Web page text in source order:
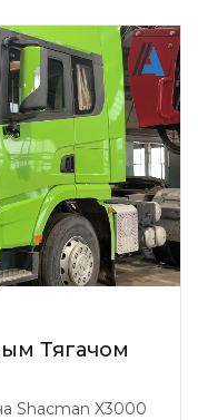
Тягачом
Shacman X3000